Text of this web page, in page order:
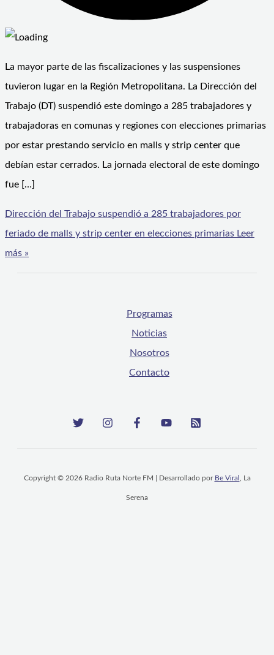
La mayor parte de las fiscalizaciones y las suspensiones
tuvieron lugar en la Región Metropolitana. La Dirección del
Trabajo (DT) suspendió este domingo a 285 trabajadores y
trabajadoras en comunas y regiones con elecciones primarias
por estar prestando servicio en malls y strip center que
debían estar cerrados. La jornada electoral de este domingo
fue […]
Dirección del Trabajo suspendió a 285 trabajadores por
feriado de malls y strip center en elecciones primarias Leer
más »
Programas
Noticias
Nosotros
Contacto
Copyright © 2026 Radio Ruta Norte FM | Desarrollado por Be Viral , La
Serena